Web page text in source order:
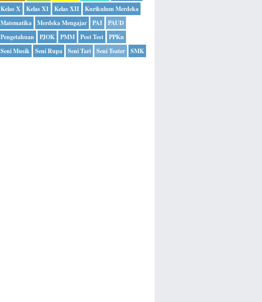
Kelas X
Kelas XI Kelas XII
Kurikulum Merdeka
Matematika
Merdeka Mengajar PAI
PAUD
Pengetahuan
PJOK PMM Post Test
PPKn
Seni Musik
Seni Rupa Seni Tari Seni Teater SMK